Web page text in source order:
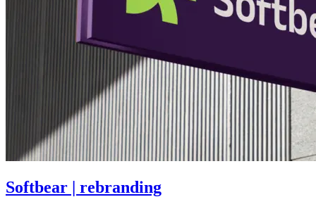
Softbear | rebranding